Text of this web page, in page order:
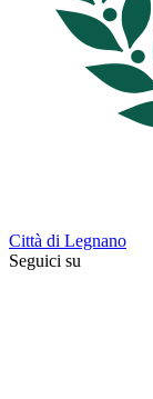
Città di Legnano
Seguici su